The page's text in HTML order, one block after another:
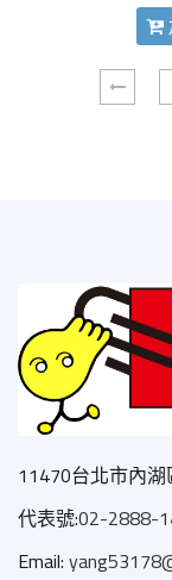
11470台北市內
代表號:02-2888-
Email: